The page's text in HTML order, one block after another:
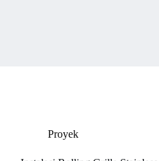
Proyek